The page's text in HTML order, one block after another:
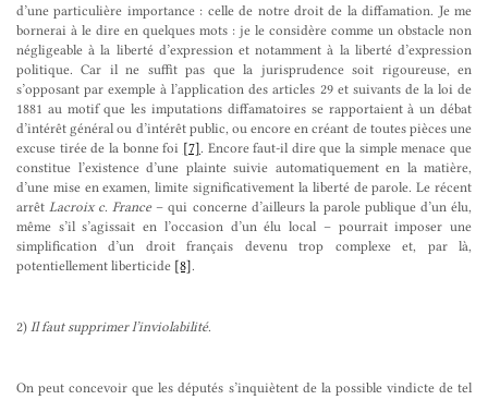
d’une particulière importance : celle de notre droit de la diffamation. Je me
bornerai à le dire en quelques mots : je le considère comme un obstacle non
négligeable à la liberté d’expression et notamment à la liberté d’expression
politique. Car il ne suffit pas que la jurisprudence soit rigoureuse, en
s’opposant par exemple à l’application des articles 29 et suivants de la loi de
1881 au motif que les imputations diffamatoires se rapportaient à un débat
d’intérêt général ou d’intérêt public, ou encore en créant de toutes pièces une
excuse tirée de la bonne foi [7]. Encore faut-il dire que la simple menace que
constitue l’existence d’une plainte suivie automatiquement en la matière,
d’une mise en examen, limite significativement la liberté de parole. Le récent
arrêt Lacroix c. France– qui concerne d’ailleurs la parole publique d’un élu,
même s’il s’agissait en l’occasion d’un élu local – pourrait imposer une
simplification d’un droit français devenu trop complexe et, par là,
potentiellement liberticide [8].
2) Il faut supprimer l’inviolabilité.
On peut concevoir que les députés s’inquiètent de la possible vindicte de tel